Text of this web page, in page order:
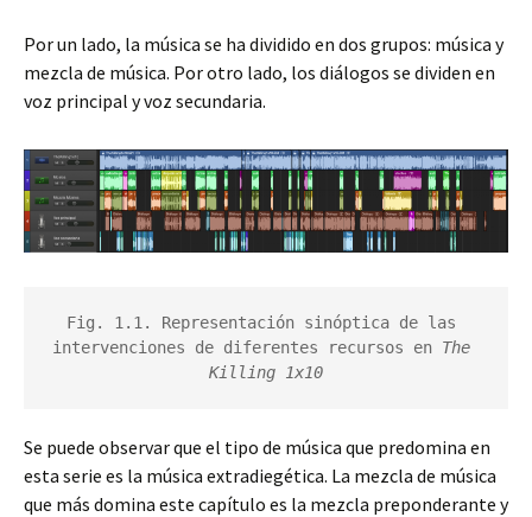
Por un lado, la música se ha dividido en dos grupos: música y
mezcla de música. Por otro lado, los diálogos se dividen en
voz principal y voz secundaria.
Fig. 1.1. Representación sinóptica de las
intervenciones de diferentes recursos en The
Killing 1x10
Se puede observar que el tipo de música que predomina en
esta serie es la música extradiegética. La mezcla de música
que más domina este capítulo es la mezcla preponderante y